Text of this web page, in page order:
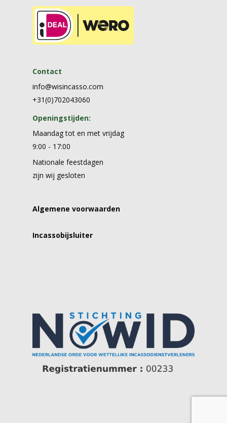
Contact
info@wisincasso.com
+31(0)702043060‬
Openingstijden:
Maandag tot en met vrijdag
9:00 - 17:00
Nationale feestdagen
zijn wij gesloten
Algemene voorwaarden
Incassobijsluiter